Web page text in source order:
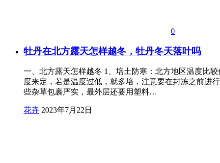
0
牡丹在北方露天怎样越冬，牡丹冬天落叶吗
一、北方露天怎样越冬 1、培土防寒：北方地区温度比
度来定，若是温度过低，就多培，注意要在封冻之前进
些杂草包裹严实，最外层还要用塑料…
花卉 2023年7月22日